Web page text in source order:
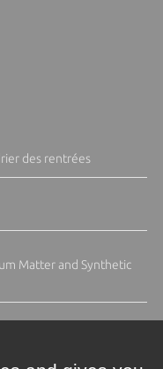
des rentrées
Matter and Synthetic